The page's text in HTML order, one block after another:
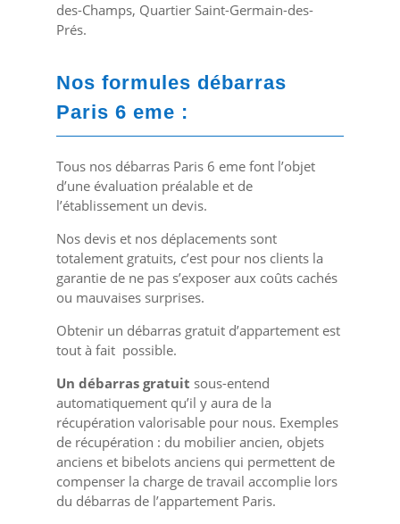
des-Champs, Quartier Saint-Germain-des-
Prés.
Nos formules débarras
Paris 6 eme :
Tous nos débarras Paris 6 eme font l’objet
d’une évaluation préalable et de
l’établissement un devis.
Nos devis et nos déplacements sont
totalement gratuits, c’est pour nos clients la
garantie de ne pas s’exposer aux coûts cachés
ou mauvaises surprises.
Obtenir un débarras gratuit d’appartement est
tout à fait possible.
Un débarras gratuit sous-entend
automatiquement qu’il y aura de la
récupération valorisable pour nous. Exemples
de récupération : du mobilier ancien, objets
anciens et bibelots anciens qui permettent de
compenser la charge de travail accomplie lors
du débarras de l’appartement Paris.